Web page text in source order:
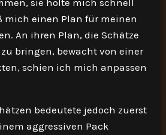
sie holte mich schnell
mich einen Plan für meinen
An ihren Plan, die Schätze
bringen, bewacht von einer
schien ich mich anpassen
bedeutete jedoch zuerst
aggressiven Pack